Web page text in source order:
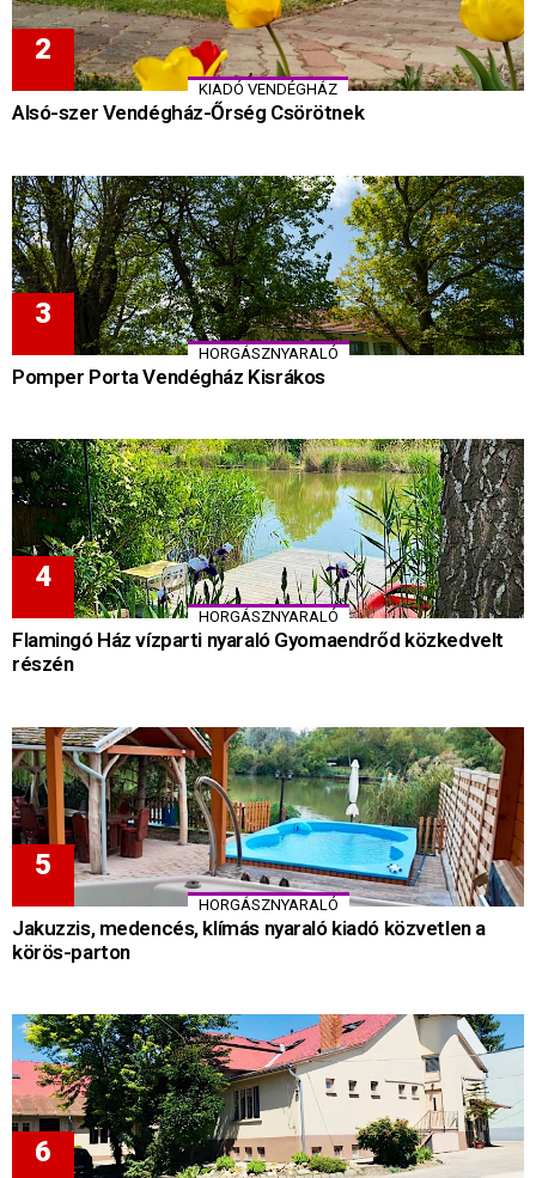
KIADÓ VENDÉGHÁZ
Alsó-szer Vendégház-Őrség Csörötnek
HORGÁSZNYARALÓ
Pomper Porta Vendégház Kisrákos
HORGÁSZNYARALÓ
Flamingó Ház vízparti nyaraló Gyomaendrőd közkedvelt
részén
HORGÁSZNYARALÓ
Jakuzzis, medencés, klímás nyaraló kiadó közvetlen a
körös-parton